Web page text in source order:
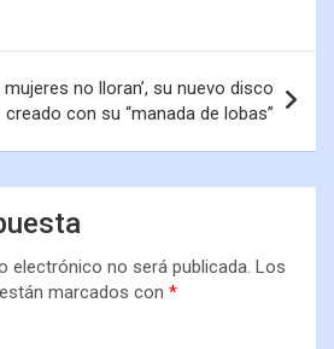
mujeres no lloran’, su nuevo disco
creado con su “manada de lobas”
electrónico no será publicada. Los
marcados con *